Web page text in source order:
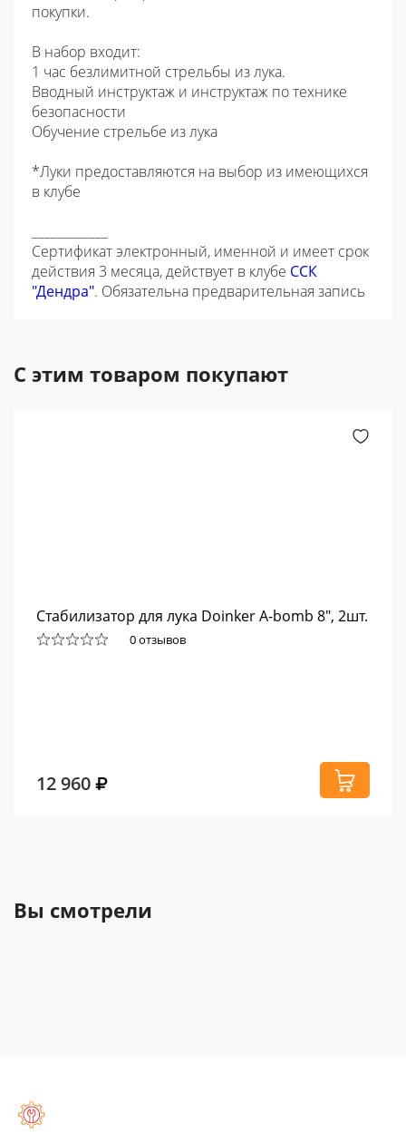
покупки.
В набор входит:
1 час безлимитной стрельбы из лука.
Вводный инструктаж и инструктаж по технике
безопасности
Обучение стрельбе из лука
*Луки предоставляются на выбор из имеющихся
в клубе
Сертификат электронный, именной и имеет срок
действия 3 месяца, действует в клубе ССК
"Дендра". Обязательна предварительная запись
С этим товаром покупают
Стабилизатор для лука Doinker A-bomb 8", 2шт.
0 отзывов
12 960
Вы смотрели